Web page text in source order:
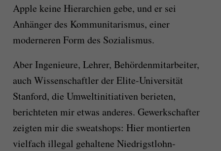
Apple keine Hierarchien gebe, und er sei
Anhänger des Kommunitarismus, einer
moderneren Form des Sozialismus.
Aber Ingenieure, Lehrer, Behördenmitarbeiter,
auch Wissenschaftler der Elite-Universität
Stanford, die Umweltinitiativen berieten,
berichteten mir etwas anderes. Gewerkschafter
zeigten mir die sweatshops: Hier montierten
vielfach illegal gehaltene Niedrigstlohn-